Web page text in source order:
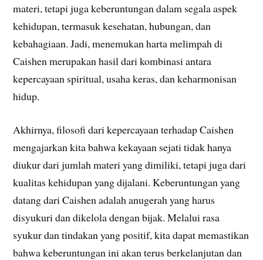
materi, tetapi juga keberuntungan dalam segala aspek
kehidupan, termasuk kesehatan, hubungan, dan
kebahagiaan. Jadi, menemukan harta melimpah di
Caishen merupakan hasil dari kombinasi antara
kepercayaan spiritual, usaha keras, dan keharmonisan
hidup.
Akhirnya, filosofi dari kepercayaan terhadap Caishen
mengajarkan kita bahwa kekayaan sejati tidak hanya
diukur dari jumlah materi yang dimiliki, tetapi juga dari
kualitas kehidupan yang dijalani. Keberuntungan yang
datang dari Caishen adalah anugerah yang harus
disyukuri dan dikelola dengan bijak. Melalui rasa
syukur dan tindakan yang positif, kita dapat memastikan
bahwa keberuntungan ini akan terus berkelanjutan dan